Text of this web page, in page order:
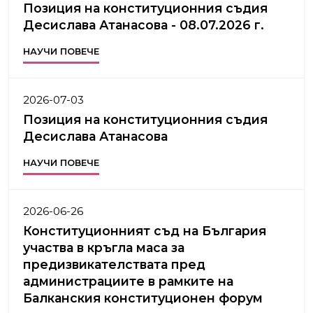
Позиция на конституционния съдия
Десислава Атанасова - 08.07.2026 г.
НАУЧИ ПОВЕЧЕ
2026-07-03
Позиция на конституционния съдия
Десислава Атанасова
НАУЧИ ПОВЕЧЕ
2026-06-26
Конституционният съд на България
участва в кръгла маса за
предизвикателствата пред
администрациите в рамките на
Балканския конституционен форум